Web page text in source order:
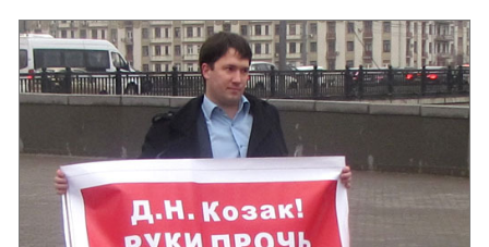
ЮФО